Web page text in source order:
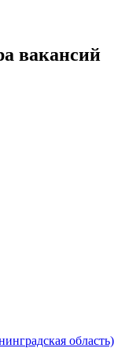
вакансий
область)